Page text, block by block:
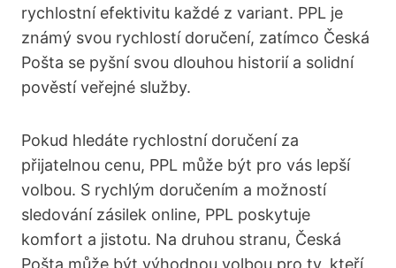
rychlostní efektivitu každé z variant. PPL je
známý svou rychlostí doručení, zatímco Česká
Pošta se pyšní svou dlouhou historií a solidní
pověstí veřejné služby.
Pokud hledáte rychlostní doručení za
přijatelnou cenu, PPL může být pro vás lepší
volbou. S rychlým doručením a možností
sledování zásilek online, PPL poskytuje
komfort a jistotu. Na druhou stranu, Česká
Pošta může být výhodnou volbou pro ty, kteří